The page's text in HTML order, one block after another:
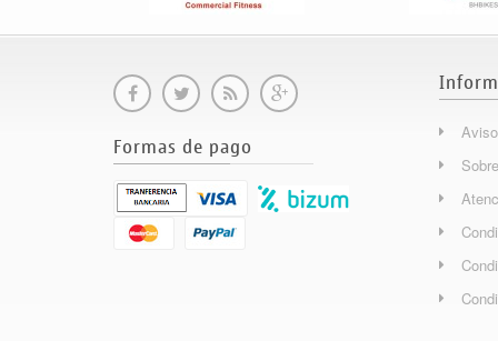
Formas de pago